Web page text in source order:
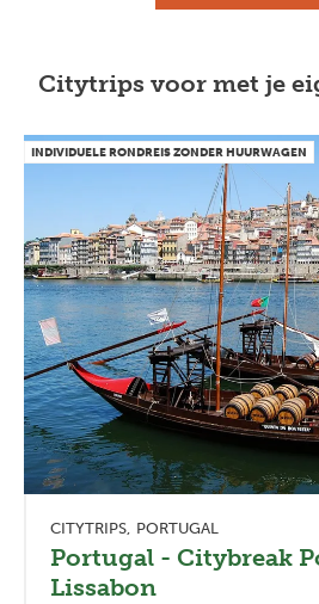
Citytrips voor met je
INDIVIDUELE RONDREIS ZONDER HUURWAGEN
CITYTRIPS PORTUGAL
Portugal - Citybreak
Lissabon